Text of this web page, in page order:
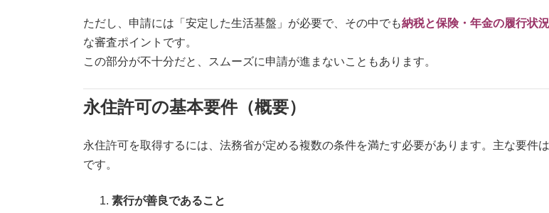
ただし、申請には「安定した生活基盤」が必要で、その中でも納税と保険・年金の履行状況
な審査ポイントです。
この部分が不十分だと、スムーズに申請が進まないこともあります。
永住許可の基本要件（概要）
永住許可を取得するには、法務省が定める複数の条件を満たす必要があります。主な要件
です。
素行が善良であること